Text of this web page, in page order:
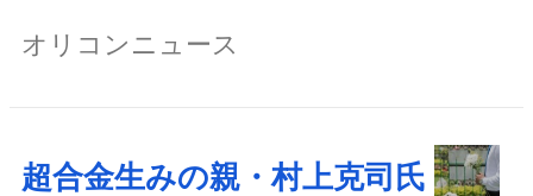
オリコンニュース
超合金生みの親・村上克司氏